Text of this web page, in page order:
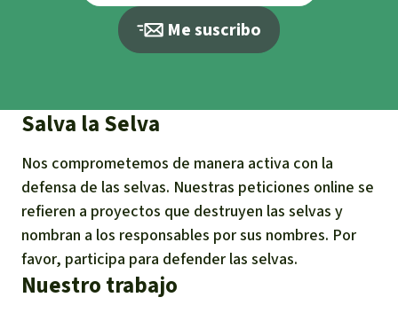
Me suscribo
Salva la Selva
Nos comprometemos de manera activa con la
defensa de las selvas. Nuestras peticiones online se
refieren a proyectos que destruyen las selvas y
nombran a los responsables por sus nombres. Por
favor, participa para defender las selvas.
Nuestro trabajo